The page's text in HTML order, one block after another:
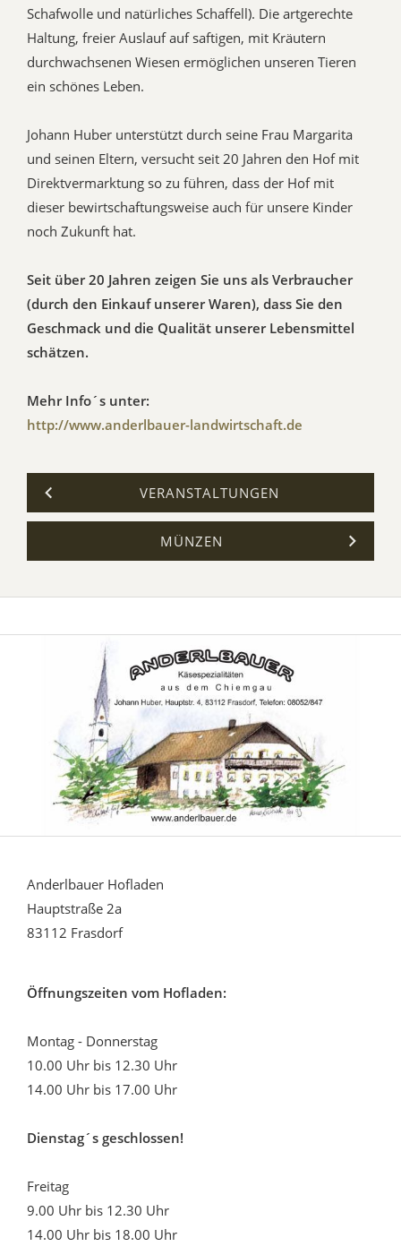
Schafwolle und natürliches Schaffell). Die artgerechte
Haltung, freier Auslauf auf saftigen, mit Kräutern
durchwachsenen Wiesen ermöglichen unseren Tieren
ein schönes Leben.
Johann Huber unterstützt durch seine Frau Margarita
und seinen Eltern, versucht seit 20 Jahren den Hof mit
Direktvermarktung so zu führen, dass der Hof mit
dieser bewirtschaftungsweise auch für unsere Kinder
noch Zukunft hat.
Seit über 20 Jahren zeigen Sie uns als Verbraucher
(durch den Einkauf unserer Waren), dass Sie den
Geschmack und die Qualität unserer Lebensmittel
schätzen.
Mehr Info´s unter:
http://www.anderlbauer-landwirtschaft.de
VERANSTALTUNGEN
MÜNZEN
Anderlbauer Hofladen
Hauptstraße 2a
83112 Frasdorf
Öffnungszeiten vom Hofladen:
Montag - Donnerstag
10.00 Uhr bis 12.30 Uhr
14.00 Uhr bis 17.00 Uhr
Dienstag´s geschlossen!
Freitag
9.00 Uhr bis 12.30 Uhr
14.00 Uhr bis 18.00 Uhr